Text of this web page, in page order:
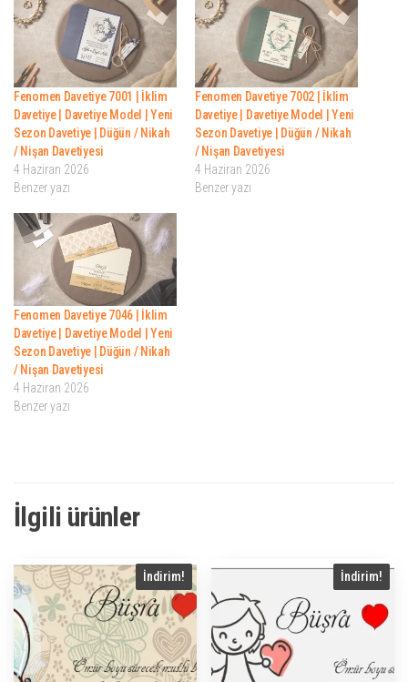
Fenomen Davetiye 7001 | İklim
Davetiye | Davetiye Model | Yeni
Sezon Davetiye | Düğün / Nikah
/ Nişan Davetiyesi
4 Haziran 2026
Benzer yazı
Fenomen Davetiye 7002 | İklim
Davetiye | Davetiye Model | Yeni
Sezon Davetiye | Düğün / Nikah
/ Nişan Davetiyesi
4 Haziran 2026
Benzer yazı
Fenomen Davetiye 7046 | İklim
Davetiye | Davetiye Model | Yeni
Sezon Davetiye | Düğün / Nikah
/ Nişan Davetiyesi
4 Haziran 2026
Benzer yazı
İlgili ürünler
İndirim! İndirim!